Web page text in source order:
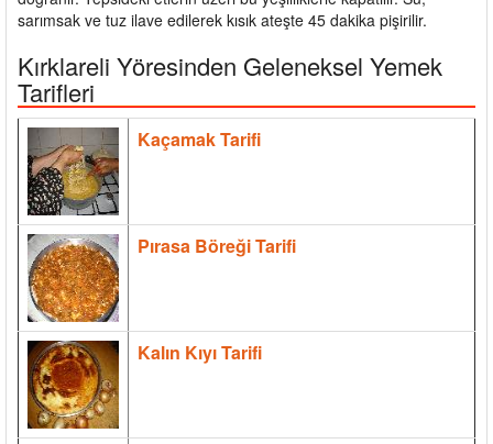
sarımsak ve tuz ilave edilerek kısık ateşte 45 dakika pişirilir.
Kırklareli Yöresinden Geleneksel Yemek
Tarifleri
Kaçamak Tarifi
Pırasa Böreği Tarifi
Kalın Kıyı Tarifi